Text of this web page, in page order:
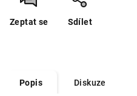
Zeptat se Sdílet
Popis Diskuze